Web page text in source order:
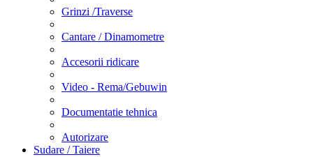
Grinzi /Traverse
Cantare / Dinamometre
Accesorii ridicare
Video - Rema/Gebuwin
Documentatie tehnica
Autorizare
Sudare / Taiere